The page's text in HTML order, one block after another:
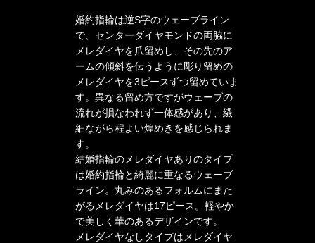
婚約指輪は逆S字のウェーブライン
で、センターダイヤモンドの両脇に
メレダイヤを爪留めし、その先のア
ームの傾斜を伝うように彫り留めの
メレダイヤを3ピースずつ留めていま
す。異なる留め方ですがウェーブの
流れが損なわれず一体感があり、繊
細ながら程よい煌めきを感じられま
す。
結婚指輪のメレダイヤありのタイプ
は婚約指輪と綺麗に重なるウェーブ
ライン。丸みのあるフォルムにまた
がるメレダイヤは17ピース。軽やか
で美しく華のあるデザインです。
メレダイヤなしタイプはメレダイヤ